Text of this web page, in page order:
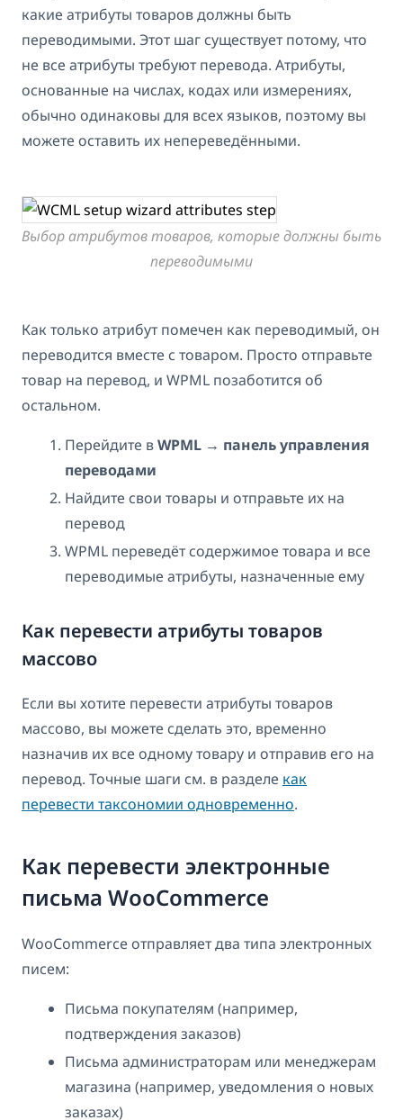
какие атрибуты товаров должны быть
переводимыми. Этот шаг существует потому, что
не все атрибуты требуют перевода. Атрибуты,
основанные на числах, кодах или измерениях,
обычно одинаковы для всех языков, поэтому вы
можете оставить их непереведёнными.
Выбор атрибутов товаров, которые должны быть
переводимыми
Как только атрибут помечен как переводимый, он
переводится вместе с товаром. Просто отправьте
товар на перевод, и WPML позаботится об
остальном.
Перейдите вWPML → панель управления
переводами
Найдите свои товары и отправьте их на
перевод
WPML переведёт содержимое товара и все
переводимые атрибуты, назначенные ему
Как перевести атрибуты товаров
массово
Если вы хотите перевести атрибуты товаров
массово, вы можете сделать это, временно
назначив их все одному товару и отправив его на
перевод. Точные шаги см. в разделе как
перевести таксономии одновременно.
Как перевести электронные
письма WooCommerce
WooCommerce отправляет два типа электронных
писем:
Письма покупателям (например,
подтверждения заказов)
Письма администраторам или менеджерам
магазина (например, уведомления о новых
заказах)